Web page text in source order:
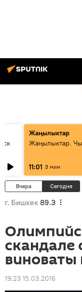
Жаңылыктар
Жаңылыктар.
11:01 3 мин
Вчера Сегодня
г. Бишкек 89.3
скандале
19:23 15.03.2016